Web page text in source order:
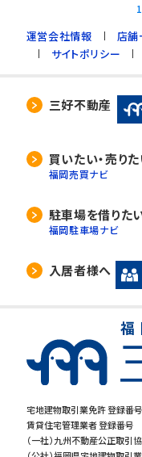
宅地建物取引業免許 登録番
賃貸住宅管理業者 登録番号
（一社）九州不動産公正取
運営会社情報 店舗
サイトポリシー
三好不動産
買いたい・売り
福岡売買ナビ
駐車場を借りた
福岡駐車場ナビ
入居者様へ